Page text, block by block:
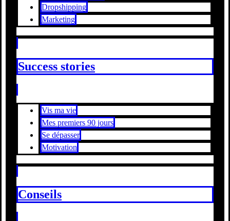
Dropshipping
Marketing
Success stories
Vis ma vie
Mes premiers 90 jours
Se dépasser
Motivation
Conseils